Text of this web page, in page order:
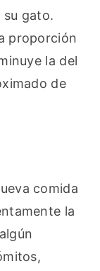
gato.
proporción
la del
de
comida
la